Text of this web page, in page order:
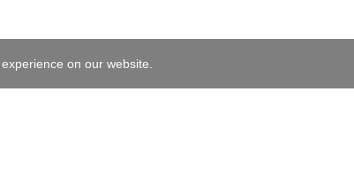
on our website.